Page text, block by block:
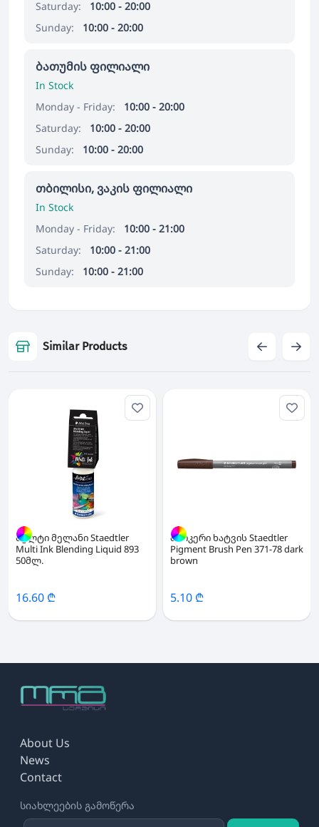
Saturday:
10:00 - 20:00
Sunday:
10:00 - 20:00
ბათუმის ფილიალი
In Stock
Monday - Friday:
10:00 - 20:00
Saturday:
10:00 - 20:00
Sunday:
10:00 - 20:00
თბილისი, ვაკის ფილიალი
In Stock
Monday - Friday:
10:00 - 21:00
Saturday:
10:00 - 21:00
Sunday:
10:00 - 21:00
Similar Products
მულტი მელანი Staedtler
Multi Ink Blending Liquid 893
50მლ.
16.60 ₾
მარკერი ხატვის Staedtler
Pigment Brush Pen 371-78 dark
brown
5.10 ₾
About Us
News
Contact
სიახლეების გამოწერა